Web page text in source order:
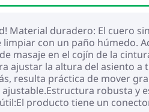
Material duradero: El cuero
con un paño húmedo.
masaje en el cojín de la
ajustar la altura del asiento a
resulta práctica de mover
robusta y
producto tiene un